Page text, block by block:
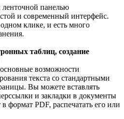
панелью
и современный интерфейс.
клике, и есть много
таблиц, создание
возможности
текста со стандартными
Вы можете вставлять
и закладки в документы
в формат PDF, распечатать его или